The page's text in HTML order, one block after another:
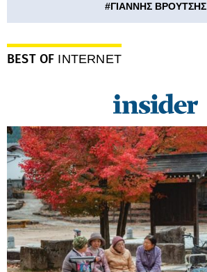
#ΓΙΑΝΝΗΣ ΒΡΟΥΤΣΗΣ
BEST OF INTERNET